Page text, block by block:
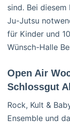
sind. Bei
Ju-Jutsu
für Kinder und
Wünsch-Halle
Open Air
Schlossgut
Rock, Kult &
Ensemble und